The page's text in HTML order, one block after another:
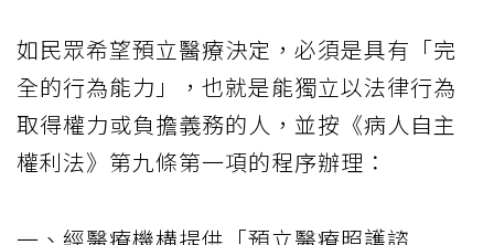
如民眾希望預立醫療決定，必須是具有「完
全的行為能力」，也就是能獨立以法律行為
取得權力或負擔義務的人，並按《病人自主
權利法》第九條第一項的程序辦理：